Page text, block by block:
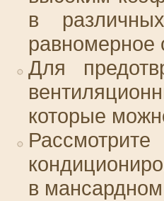
в
равномерное
Для
которые
в